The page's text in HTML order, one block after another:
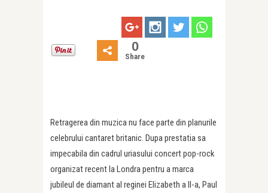
0
Share
Retragerea din muzica nu face parte din planurile
celebrului cantaret britanic. Dupa prestatia sa
impecabila din cadrul uriasului concert pop-rock
organizat recent la Londra pentru a marca
jubileul de diamant al reginei Elizabeth a II-a, Paul